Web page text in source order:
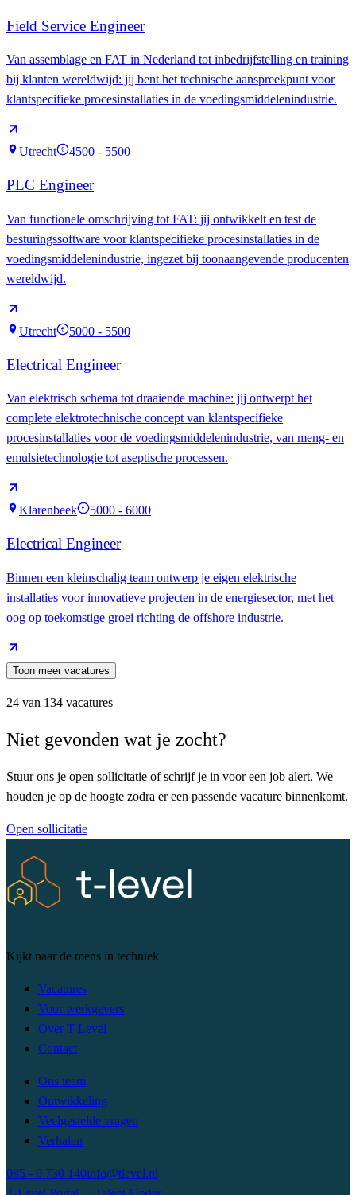
Field Service Engineer
Van assemblage en FAT in Nederland tot inbedrijfstelling en training
bij klanten wereldwijd: jij bent het technische aanspreekpunt voor
klantspecifieke procesinstallaties in de voedingsmiddelenindustrie.
Utrecht € 4500 - 5500
PLC Engineer
Van functionele omschrijving tot FAT: jij ontwikkelt en test de
besturingssoftware voor klantspecifieke procesinstallaties in de
voedingsmiddelenindustrie, ingezet bij toonaangevende producenten
wereldwijd.
Utrecht € 5000 - 5500
Electrical Engineer
Van elektrisch schema tot draaiende machine: jij ontwerpt het
complete elektrotechnische concept van klantspecifieke
procesinstallaties voor de voedingsmiddelenindustrie, van meng- en
emulsietechnologie tot aseptische processen.
Klarenbeek € 5000 - 6000
Electrical Engineer
Binnen een kleinschalig team ontwerp je eigen elektrische
installaties voor innovatieve projecten in de energiesector, met het
oog op toekomstige groei richting de offshore industrie.
Toon meer vacatures
24 van 134 vacatures
Niet gevonden wat je zocht?
Stuur ons je open sollicitatie of schrijf je in voor een job alert. We
houden je op de hoogte zodra er een passende vacature binnenkomt.
Open sollicitatie
Kijkt naar de mens in techniek
Vacatures
Voor werkgevers
Over T-Level
Contact
Ons team
Ontwikkeling
Veelgestelde vragen
Verhalen
085 - 0 730 140info@tlevel.nl